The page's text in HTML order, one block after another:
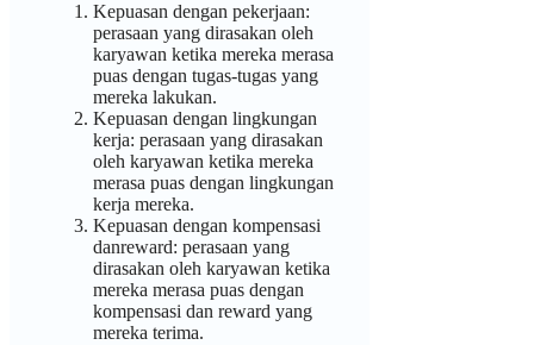
Kepuasan dengan pekerjaan:
perasaan yang dirasakan oleh
karyawan ketika mereka merasa
puas dengan tugas-tugas yang
mereka lakukan.
Kepuasan dengan lingkungan
kerja: perasaan yang dirasakan
oleh karyawan ketika mereka
merasa puas dengan lingkungan
kerja mereka.
Kepuasan dengan kompensasi
danreward: perasaan yang
dirasakan oleh karyawan ketika
mereka merasa puas dengan
kompensasi dan reward yang
mereka terima.